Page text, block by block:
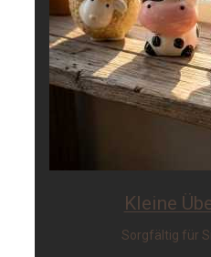
Kleine
Sorgfältig für